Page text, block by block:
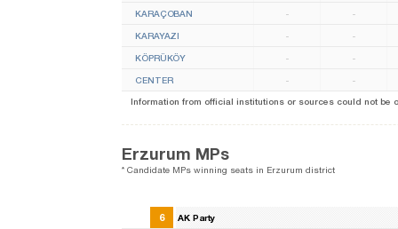
KARAÇOBAN - -
KARAYAZI - -
KÖPRÜKÖY - -
CENTER - -
Information from official institutions or sources could not be
Erzurum MPs
* Candidate MPs winning seats in Erzurum district
6 AK Party